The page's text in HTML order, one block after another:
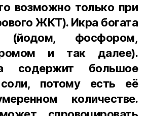
возможно только при
ЖКТ). Икра богата
(йодом, фосфором,
и так далее).
содержит большое
соли, потому есть её
количестве.